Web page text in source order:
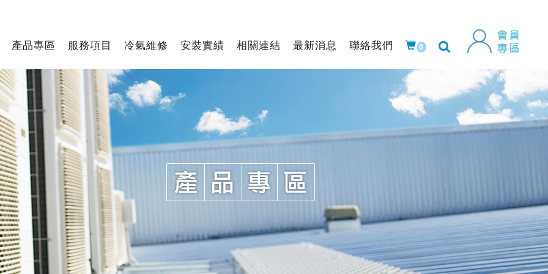
產品專區 服務項目 冷氣維修 安裝實績 相關連結 最新消息 聯絡我們 0